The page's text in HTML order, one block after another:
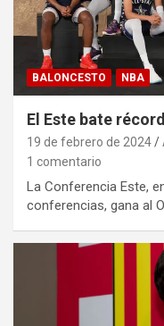
BALONCESTO NBA
El Este bate
19 de febrero de 2024
1 comentario
La Conferencia Este,
conferencias, gana al